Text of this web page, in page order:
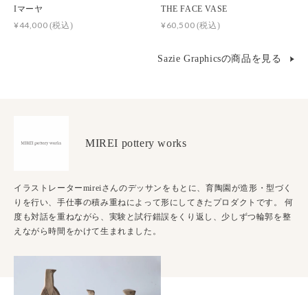
Iマーヤ
¥44,000 (税込)
THE FACE VASE
¥60,500 (税込)
Sazie Graphicsの商品を見る
MIREI pottery works
イラストレーターmireiさんのデッサンをもとに、育陶園が造形・型づく
りを行い、手仕事の積み重ねによって形にしてきたプロダクトです。 何
度も対話を重ねながら、実験と試行錯誤をくり返し、少しずつ輪郭を整
えながら時間をかけて生まれました。